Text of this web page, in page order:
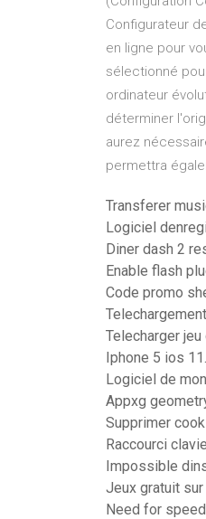
Configurateur
en ligne pour
sélectionné
ordinateur
déterminer
aurez
permettra
Transferer
Logiciel
Diner dash 2
Enable flash
Code promo
Telecharger
Iphone 5 ios
Logiciel de
Appxg
Supprimer
Raccourci
Impossible
Jeux gratuit
Need for